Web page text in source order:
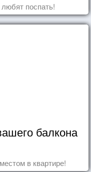
поспать!
балкона
в квартире!